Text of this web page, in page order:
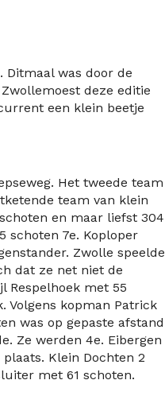
Ditmaal was door de
Zwollemoest deze editie
een klein beetje
Het tweede team
team van klein
en maar liefst 304
schoten 7e. Koploper
Zwolle speelde
dat ze net niet de
Respelhoek met 55
Volgens kopman Patrick
was op gepaste afstand
Ze werden 4e. Eibergen
plaats. Klein Dochten 2
met 61 schoten.